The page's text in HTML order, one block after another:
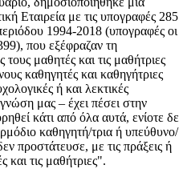
Εταιρεία με τις υπογραφές 285
1994-2018 (υπογραφές οι
που εξέφραζαν τη
μαθητές και τις μαθήτριες
καθηγητές και καθηγήτριες
ή και λεκτικές
μας – έχει πέσει στην
κάτι από όλα αυτά, ενίοτε δε
καθηγητή/τρια ή υπεύθυνο/
προστάτευσε, με τις πράξεις ή
και τις μαθήτριες".